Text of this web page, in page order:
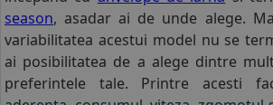
season, asadar ai de unde alege.
variabilitatea acestui model nu se
ai posibilitatea de a alege dintre
preferintele tale. Printre acesti